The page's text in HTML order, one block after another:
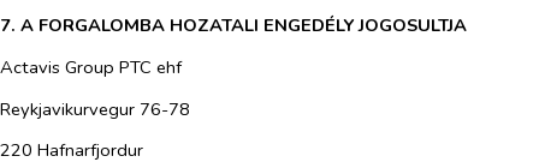
7. A FORGALOMBA HOZATALI ENGEDÉLY JOGOSULTJA
Actavis Group PTC ehf
Reykjavikurvegur 76-78
220 Hafnarfjordur